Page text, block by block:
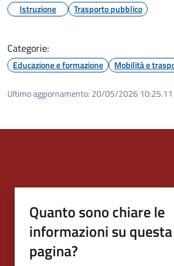
Istruzione Trasporto pubblico
Categorie:
Educazione e formazione Mobilità e
Ultimo aggiornamento: 20/05/2026 10:25.11
Quanto sono chiare le
informazioni su questa
pagina?